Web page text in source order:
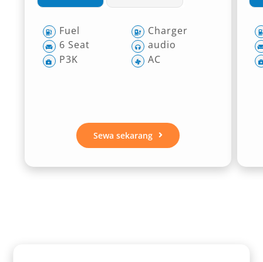
Fuel
6 Seat
P3K
Charger
audio
AC
Sewa sekarang